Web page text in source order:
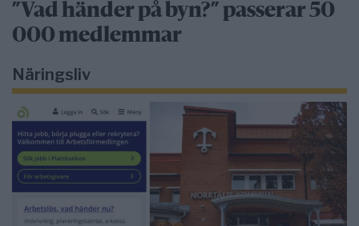
”Vad händer på byn?” passerar 50
000 medlemmar
Näringsliv